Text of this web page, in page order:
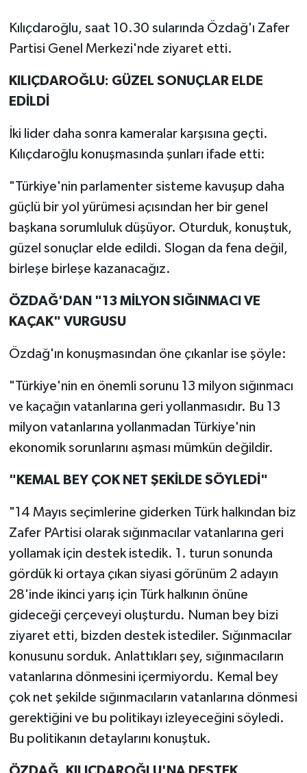
Kılıçdaroğlu, saat 10.30 sularında Özdağ'ı Zafer
Partisi Genel Merkezi'nde ziyaret etti.
KILIÇDAROĞLU: GÜZEL SONUÇLAR ELDE
EDİLDİ
İki lider daha sonra kameralar karşısına geçti.
Kılıçdaroğlu konuşmasında şunları ifade etti:
"Türkiye'nin parlamenter sisteme kavuşup daha
güçlü bir yol yürümesi açısından her bir genel
başkana sorumluluk düşüyor. Oturduk, konuştuk,
güzel sonuçlar elde edildi. Slogan da fena değil,
birleşe birleşe kazanacağız.
ÖZDAĞ'DAN "13 MİLYON SIĞINMACI VE
KAÇAK" VURGUSU
Özdağ'ın konuşmasından öne çıkanlar ise şöyle:
"Türkiye'nin en önemli sorunu 13 milyon sığınmacı
ve kaçağın vatanlarına geri yollanmasıdır. Bu 13
milyon vatanlarına yollanmadan Türkiye'nin
ekonomik sorunlarını aşması mümkün değildir.
"KEMAL BEY ÇOK NET ŞEKİLDE SÖYLEDİ"
"14 Mayıs seçimlerine giderken Türk halkından biz
Zafer PArtisi olarak sığınmacılar vatanlarına geri
yollamak için destek istedik. 1. turun sonunda
gördük ki ortaya çıkan siyasi görünüm 2 adayın
28'inde ikinci yarış için Türk halkının önüne
gideceği çerçeveyi oluşturdu. Numan bey bizi
ziyaret etti, bizden destek istediler. Sığınmacılar
konusunu sorduk. Anlattıkları şey, sığınmacıların
vatanlarına dönmesini içermiyordu. Kemal bey
çok net şekilde sığınmacıların vatanlarına dönmesi
gerektiğini ve bu politikayı izleyeceğini söyledi.
Bu politikanın detaylarını konuştuk.